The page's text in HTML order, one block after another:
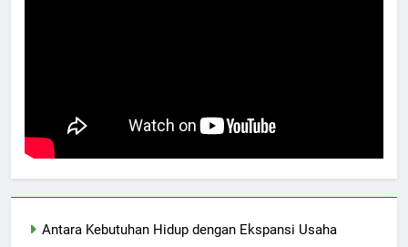
Antara Kebutuhan Hidup dengan Ekspansi Usaha